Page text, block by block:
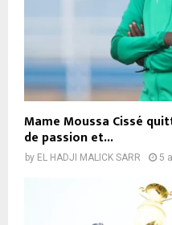
Mame Moussa Cissé
de passion et...
by EL HADJI MALICK SARR 5